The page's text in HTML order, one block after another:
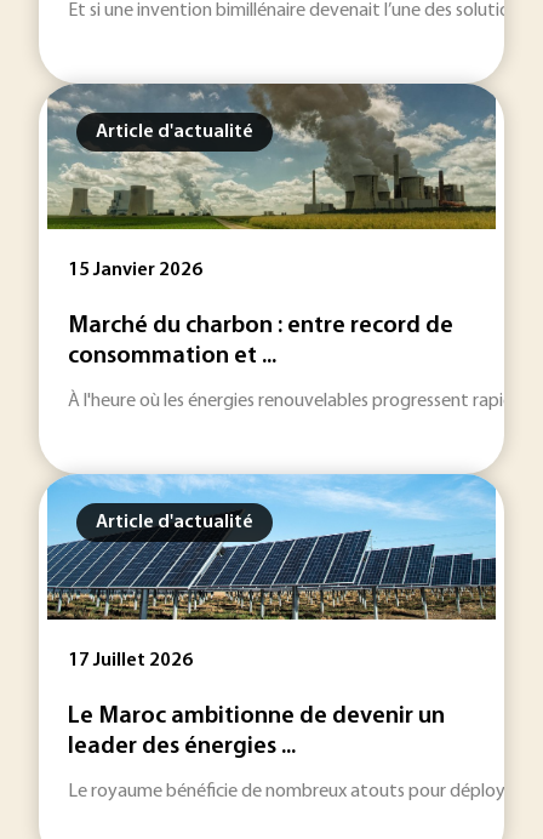
Et si une invention bimillénaire devenait l’une des
Article d'actualité
15 Janvier 2026
Marché du charbon : entre record de
consommation et ...
À l'heure où les énergies renouvelables progressent
Article d'actualité
17 Juillet 2026
Le Maroc ambitionne de devenir un
leader des énergies ...
Le royaume bénéficie de nombreux atouts pour déployer